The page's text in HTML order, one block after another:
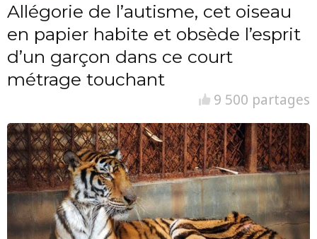
Allégorie de l’autisme, cet oiseau
en papier habite et obsède l’esprit
d’un garçon dans ce court
métrage touchant
9 500 partages